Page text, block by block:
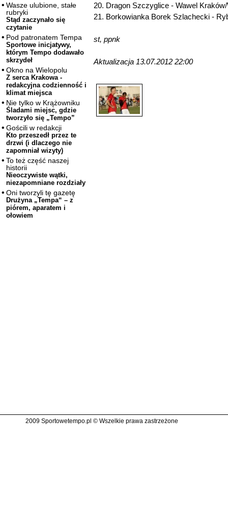
Wasze ulubione, stałe
rubryki
Stąd zaczynało się
czytanie
Pod patronatem Tempa
Sportowe inicjatywy,
którym Tempo dodawało
skrzydeł
Okno na Wielopolu
Z serca Krakowa -
redakcyjna codzienność i
klimat miejsca
Nie tylko w Krążowniku
Śladami miejsc, gdzie
tworzyło się „Tempo”
Gościli w redakcji
Kto przeszedł przez te
drzwi (i dlaczego nie
zapomniał wizyty)
To też część naszej
historii
Nieoczywiste wątki,
niezapomniane rozdziały
Oni tworzyli tę gazetę
Drużyna „Tempa“ – z
piórem, aparatem i
ołowiem
20. Dragon Szczyglice - Wawel Kraków/
21. Borkowianka Borek Szlachecki -
st, ppnk
Aktualizacja 13.07.2012 22:00
2009 Sportowetempo.pl © Wszelkie prawa zastrzeżone